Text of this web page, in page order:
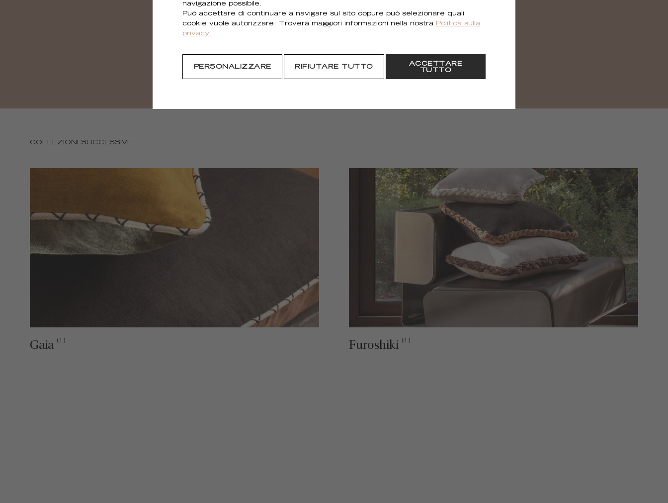
Hai bisogno di tutte le immagini?
SCARICARE
COLLEZIONI SUCCESSIVE
Gaia (1) Furoshiki (1)
navigazione possibile.
Può accettare di continuare a navigare sul sito oppure può selezionare quali
cookie vuole autorizzare. Troverà maggiori informazioni nella nostra
Politica sulla
privacy.
PERSONALIZZARE RIFIUTARE TUTTO
ACCETTARE
TUTTO